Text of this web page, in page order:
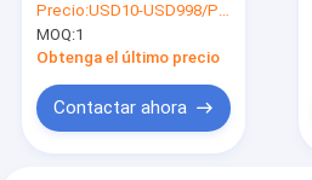
líquidos Bladder
tanque bolsas de
agua plegables para
líquidos 1m3 ~
100m3
Precio:USD10-USD998/PCS
MOQ:1
Obtenga el último precio
Contactar ahora